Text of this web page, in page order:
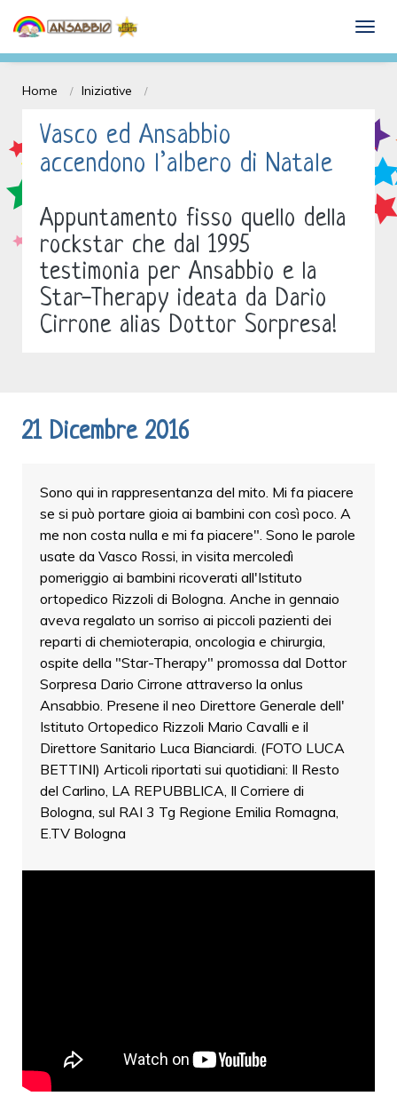
Dona il 5 x mille e Sostieni l'ANSABBIO
onlus
Home Iniziative
Vasco ed Ansabbio
accendono l’albero di Natale
Appuntamento fisso quello della
rockstar che dal 1995
testimonia per Ansabbio e la
Star-Therapy ideata da Dario
Cirrone alias Dottor Sorpresa!
21 Dicembre 2016
Sono qui in rappresentanza del mito. Mi fa piacere
se si può portare gioia ai bambini con così poco. A
me non costa nulla e mi fa piacere". Sono le parole
usate da Vasco Rossi, in visita mercoledì
pomeriggio ai bambini ricoverati all'Istituto
ortopedico Rizzoli di Bologna. Anche in gennaio
aveva regalato un sorriso ai piccoli pazienti dei
reparti di chemioterapia, oncologia e chirurgia,
ospite della "Star-Therapy" promossa dal Dottor
Sorpresa Dario Cirrone attraverso la onlus
Ansabbio. Presene il neo Direttore Generale dell'
Istituto Ortopedico Rizzoli Mario Cavalli e il
Direttore Sanitario Luca Bianciardi. (FOTO LUCA
BETTINI) Articoli riportati sui quotidiani: Il Resto
del Carlino, LA REPUBBLICA, Il Corriere di
Bologna, sul RAI 3 Tg Regione Emilia Romagna,
E.TV Bologna